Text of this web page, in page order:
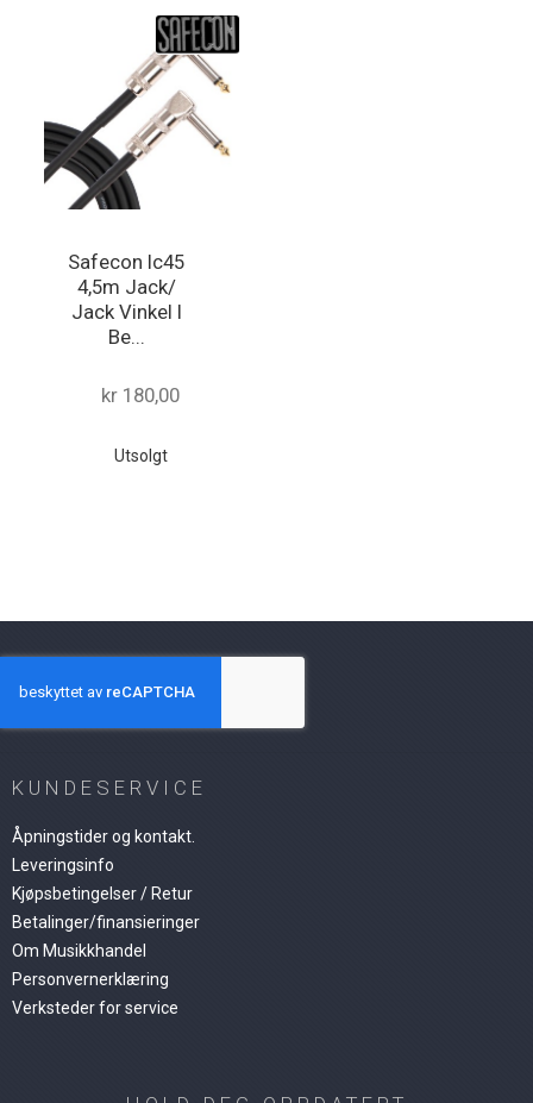
Safecon Ic45
4,5m Jack/
Jack Vinkel I
Be...
kr 180,00
Utsolgt
KUNDESERVICE
Åpningstider og kontakt.
Leveringsinfo
Kjøpsbetingelser / Retur
Betalinger/finansieringer
Om Musikkhandel
Personvernerklæring
Verksteder for service